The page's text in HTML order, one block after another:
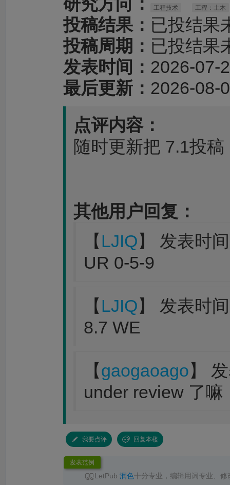
工程技术 工程：土木
投稿结果： 已投结果
投稿周期： 已投结果
发表时间： 2026-07-
最后更新： 2026-08-
点评内容：
随时更新把 7.1投
其他用户回复：
【 LJIQ】 发表时
UR 0-5-9
【 LJIQ】 发表时
8.7 WE
【gaogaoago】
under review 了嘛
我要点评 回复本楼
发表范例
LetPub 润色十分专业，编辑用词专业、修